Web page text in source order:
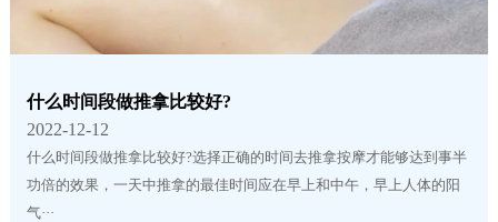
什么时间段做推拿比较好?
2022-12-12
什么时间段做推拿比较好?选择正确的时间去推拿按摩才能够达到事半
功倍的效果，一天中推拿的最佳时间应在早上和中午，早上人体的阳
气···